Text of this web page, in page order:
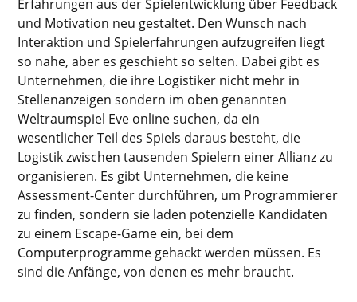
Erfahrungen aus der Spielentwicklung über Feedback
und Motivation neu gestaltet. Den Wunsch nach
Interaktion und Spielerfahrungen aufzugreifen liegt
so nahe, aber es geschieht so selten. Dabei gibt es
Unternehmen, die ihre Logistiker nicht mehr in
Stellenanzeigen sondern im oben genannten
Weltraumspiel Eve online suchen, da ein
wesentlicher Teil des Spiels daraus besteht, die
Logistik zwischen tausenden Spielern einer Allianz zu
organisieren. Es gibt Unternehmen, die keine
Assessment-Center durchführen, um Programmierer
zu finden, sondern sie laden potenzielle Kandidaten
zu einem Escape-Game ein, bei dem
Computerprogramme gehackt werden müssen. Es
sind die Anfänge, von denen es mehr braucht.